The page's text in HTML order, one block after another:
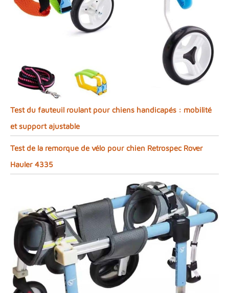
Test du fauteuil roulant pour chiens handicapés : mobilité
et support ajustable
Test de la remorque de vélo pour chien Retrospec Rover
Hauler 4335